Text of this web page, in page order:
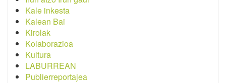
Kale inkesta
Kalean Bai
Kirolak
Kolaborazioa
Kultura
LABURREAN
Publierreportajea